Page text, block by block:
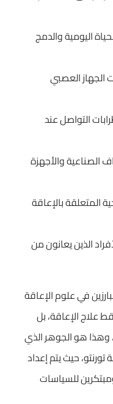
اليومية والدمج
الجهاز العصبي
التواصل عند
الصناعية والأجهزة
المتعلقة بالإعاقة
الذين يعانون من
في علوم الإعاقة
علاج الإعاقة، بل
وهذا هو الجوهر الذي
حيث يتم إعداد
للسياسات